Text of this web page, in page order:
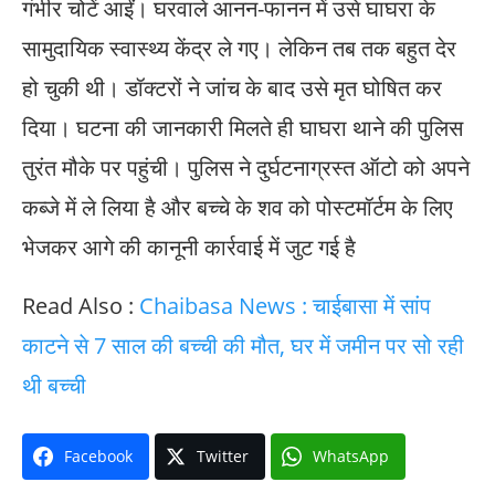
गंभीर चोटें आईं। घरवाले आनन-फानन में उसे घाघरा के
सामुदायिक स्वास्थ्य केंद्र ले गए। लेकिन तब तक बहुत देर
हो चुकी थी। डॉक्टरों ने जांच के बाद उसे मृत घोषित कर
दिया। ​घटना की जानकारी मिलते ही घाघरा थाने की पुलिस
तुरंत मौके पर पहुंची। पुलिस ने दुर्घटनाग्रस्त ऑटो को अपने
कब्जे में ले लिया है और बच्चे के शव को पोस्टमॉर्टम के लिए
भेजकर आगे की कानूनी कार्रवाई में जुट गई है
Read Also : Chaibasa News : चाईबासा में सांप
काटने से 7 साल की बच्ची की मौत, घर में जमीन पर सो रही
थी बच्ची
Facebook Twitter WhatsApp